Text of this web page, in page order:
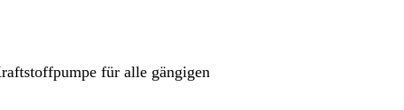
für alle gängigen